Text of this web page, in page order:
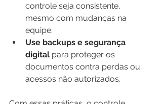
controle seja consistente,
mesmo com mudanças na
equipe.
Use backups e segurança
digital para proteger os
documentos contra perdas ou
acessos não autorizados.